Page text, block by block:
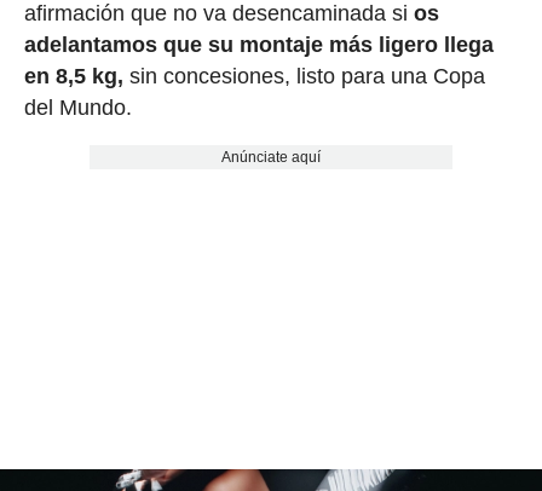
afirmación que no va desencaminada si os
adelantamos que su montaje más ligero llega
en 8,5 kg, sin concesiones, listo para una Copa
del Mundo.
Anúnciate aquí